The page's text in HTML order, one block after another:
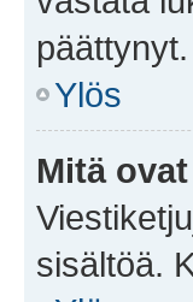
Ylös
Mitä
sisältöä.